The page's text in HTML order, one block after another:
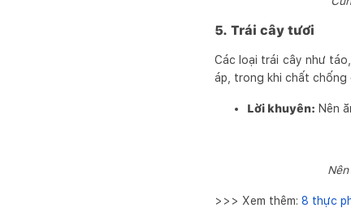
5. Trái cây tươi
Các loại trái cây như
áp, trong khi chất
Lời khuyên: Nên
>>> Xem thêm: 8 thực